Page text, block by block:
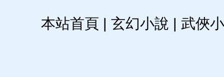
本站首頁 | 玄幻小說 | 武俠